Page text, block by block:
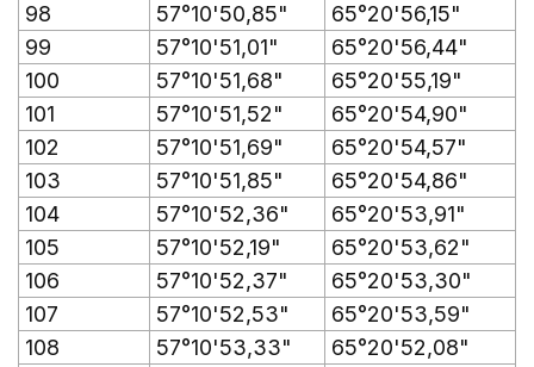
98
57°10'50,85"
65°20'56,15"
99
57°10'51,01"
65°20'56,44"
100
57°10'51,68"
65°20'55,19"
101
57°10'51,52"
65°20'54,90"
102
57°10'51,69"
65°20'54,57"
103
57°10'51,85"
65°20'54,86"
104
57°10'52,36"
65°20'53,91"
105
57°10'52,19"
65°20'53,62"
106
57°10'52,37"
65°20'53,30"
107
57°10'52,53"
65°20'53,59"
108
57°10'53,33"
65°20'52,08"